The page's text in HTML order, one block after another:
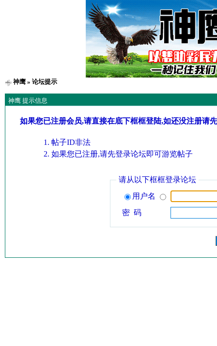
神鹰» 论坛提示
神鹰 提示信息
如果您已注册会员,请直接在底下框框登陆,如还没注册请
帖子ID非法
如果您已注册,请先登录论坛即可游览帖子
请从以下框框登录论坛
用户名
密 码